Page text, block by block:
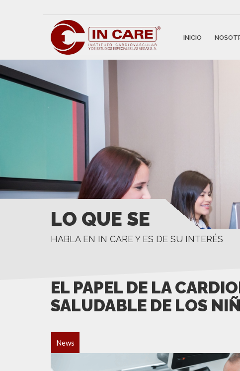
INICIO
LO QUE SE
HABLA EN IN CARE Y ES DE SU INTERÉS
EL PAPEL DE LA
SALUDABLE DE LOS
News